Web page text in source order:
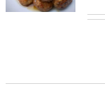
DETTAGLI